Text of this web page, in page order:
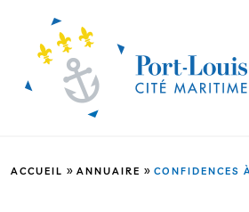
ACCUEIL » ANNUAIRE » CONFIDENCES